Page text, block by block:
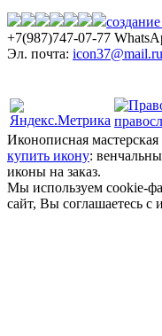
+7(987)747-07-77
Эл. почта: icon37@mail.ru
Иконописная
купить икону:
иконы на заказ.
Мы используем cookie-
сайт, Вы соглашаетесь с